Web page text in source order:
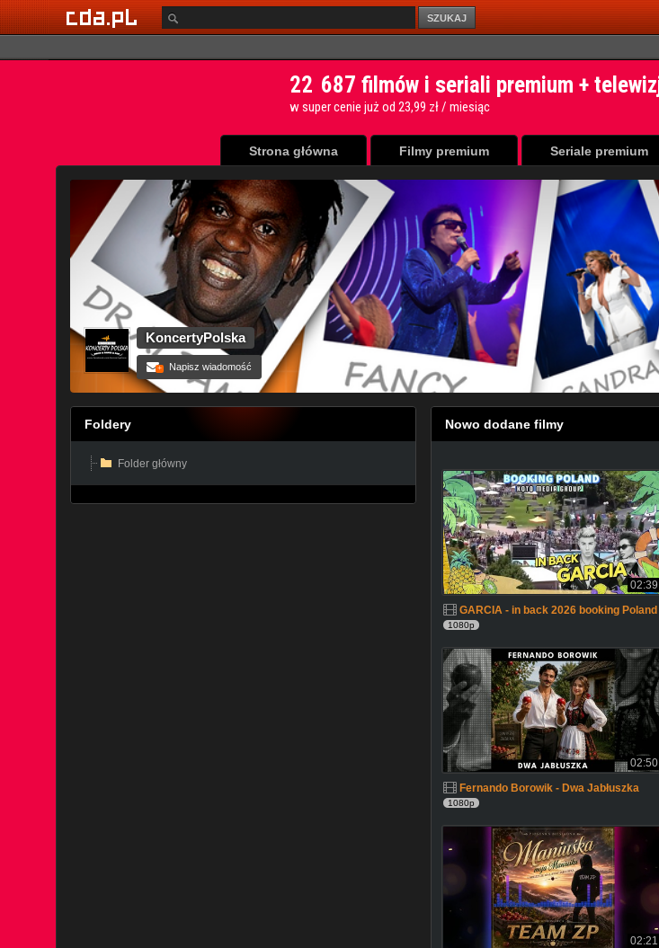
SZUKAJ
Strona główna Filmy premium Seriale premium
KoncertyPolska
+ Napisz wiadomość
Foldery
Folder główny
Nowo dodane filmy
02:39
GARCIA - in back 2026 booking Poland
1080p
02:50
Fernando Borowik - Dwa Jabłuszka
1080p
02:21